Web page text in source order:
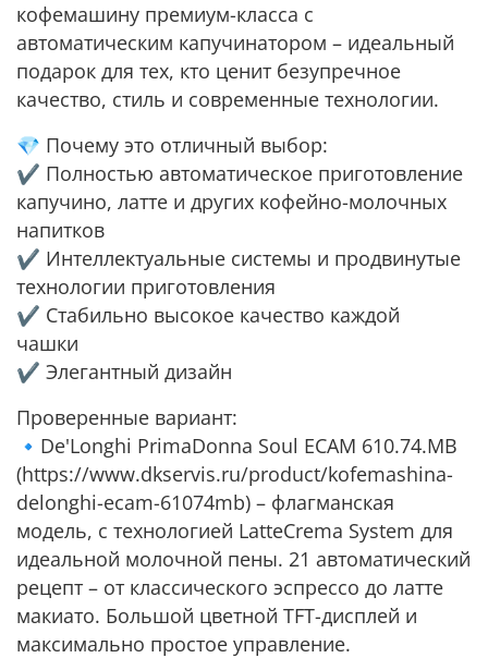
кофемашину премиум-класса с
автоматическим капучинатором – идеальный
подарок для тех, кто ценит безупречное
качество, стиль и современные технологии.
💎 Почему это отличный выбор:
✔️ Полностью автоматическое приготовление
капучино, латте и других кофейно-молочных
напитков
✔️ Интеллектуальные системы и продвинутые
технологии приготовления
✔️ Стабильно высокое качество каждой
чашки
✔️ Элегантный дизайн
Проверенные вариант:
🔹De'Longhi PrimaDonna Soul ECAM 610.74.MB
(https://www.dkservis.ru/product/kofemashina-
delonghi-ecam-61074mb) – флагманская
модель, с технологией LatteCrema System для
идеальной молочной пены. 21 автоматический
рецепт – от классического эспрессо до латте
макиато. Большой цветной TFT-дисплей и
максимально простое управление.